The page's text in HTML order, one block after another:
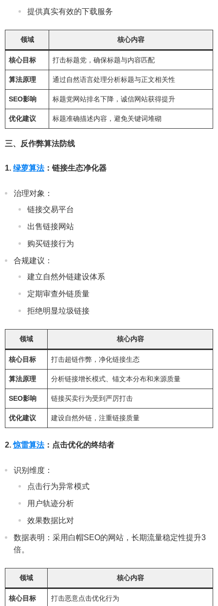
提供真实有效的下载服务
领域 核心内容
核心目标 打击标题党，确保标题与内容匹配
算法原理 通过自然语言处理分析标题与正文相关性
SEO影响 标题党网站排名下降，诚信网站获得提升
优化建议 标题准确描述内容，避免关键词堆砌
三、反作弊算法防线
1. 绿萝算法：链接生态净化器
治理对象：
链接交易平台
出售链接网站
购买链接行为
合规建议：
建立自然外链建设体系
定期审查外链质量
拒绝明显垃圾链接
领域 核心内容
核心目标 打击超链作弊，净化链接生态
算法原理 分析链接增长模式、锚文本分布和来源质量
SEO影响 链接买卖行为受到严厉打击
优化建议 建设自然外链，注重链接质量
2.惊雷算法：点击优化的终结者
识别维度：
点击行为异常模式
用户轨迹分析
效果数据比对
数据表明：采用白帽SEO的网站，长期流量稳定性提升3
倍。
领域 核心内容
核心目标 打击恶意点击优化行为